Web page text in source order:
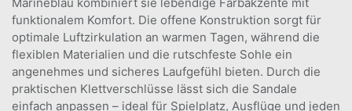
funktionalem Komfort. Die offene Konstruktion sorgt für
optimale Luftzirkulation an warmen Tagen, während die
flexiblen Materialien und die rutschfeste Sohle ein
angenehmes und sicheres Laufgefühl bieten. Durch die
praktischen Klettverschlüsse lässt sich die Sandale
einfach anpassen – ideal für Spielplatz, Ausflüge und jeden